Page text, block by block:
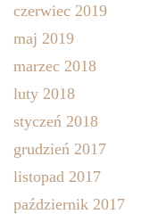
czerwiec 2019
maj 2019
marzec 2018
luty 2018
styczeń 2018
grudzień 2017
listopad 2017
październik 2017